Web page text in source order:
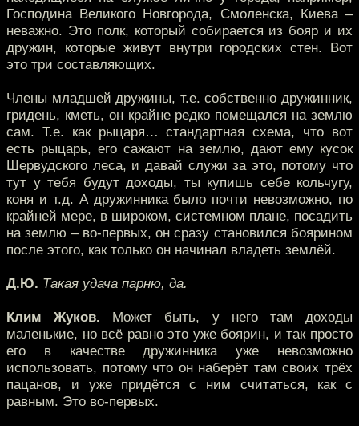
Господина Великого Новгорода, Смоленска, Киева –
неважно. Это полк, который собирается из бояр и их
дружин, которые живут внутри городских стен. Вот
это три составляющих.
Члены младшей дружины, т.е. собственно дружинник,
гридень, кметь, он крайне редко помещался на землю
сам. Т.е. как рыцаря… стандартная схема, что вот
есть рыцарь, его сажают на землю, дают ему кусок
Шервудского леса, и давай служи за это, потому что
тут у тебя будут доходы, ты купишь себе кольчугу,
коня и т.д. А дружинника было почти невозможно, по
крайней мере, в широком, системном плане, посадить
на землю – во-первых, он сразу становился боярином
после этого, как только он начинал владеть землёй.
Д.Ю. Такая удача парню, да.
Клим Жуков. Может быть, у него там доходы
маленькие, но всё равно это уже боярин, и так просто
его в качестве дружинника уже невозможно
использовать, потому что он наберёт там своих трёх
пацанов, и уже придётся с ним считаться, как с
равным. Это во-первых.